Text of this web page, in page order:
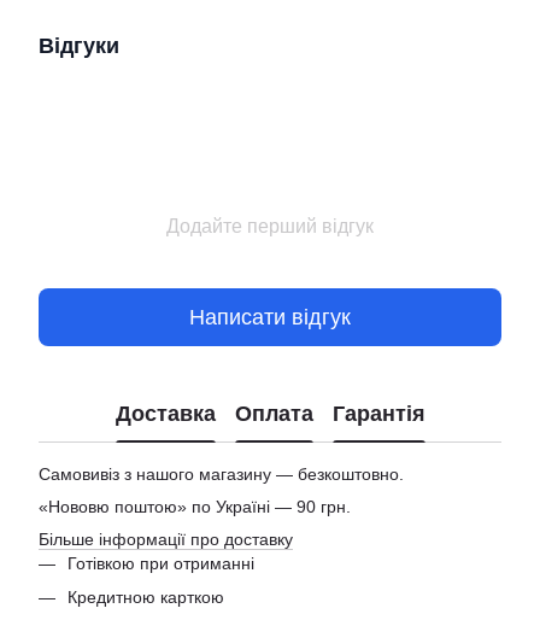
Відгуки
Додайте перший відгук
Написати відгук
Доставка Оплата Гарантія
Самовивіз з нашого магазину — безкоштовно.
«Нововю поштою» по Україні — 90 грн.
Більше інформації про доставку
Готівкою при отриманні
Кредитною карткою